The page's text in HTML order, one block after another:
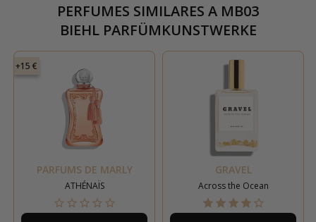
PERFUMES SIMILARES A MB03
BIEHL PARFÜMKUNSTWERKE
+15 €
PARFUMS DE MARLY
ATHÉNAÏS
GRAVEL
Across the Ocean